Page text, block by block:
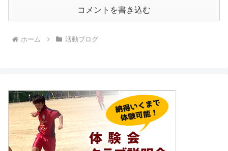
コメントを書き込む
ホーム 活動ブログ